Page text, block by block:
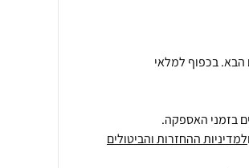
בזמני האספקה.
למדיניות ההחזרות והביטולים